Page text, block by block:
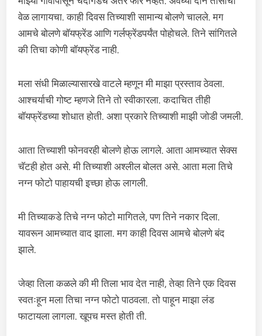
वेळ लागायचा. काही दिवस तिच्याशी सामान्य बोलणे चालले. मग
आमचे बोलणे बॉयफ्रेंड आणि गर्लफ्रेंडपर्यंत पोहोचले. तिने सांगितले
की तिचा कोणी बॉयफ्रेंड नाही.
मला संधी मिळाल्यासारखे वाटले म्हणून मी माझा प्रस्ताव ठेवला.
आश्चर्याची गोष्ट म्हणजे तिने तो स्वीकारला. कदाचित तीही
बॉयफ्रेंडच्या शोधात होती. अशा प्रकारे तिच्याशी माझी जोडी जमली.
आता तिच्याशी फोनवरही बोलणे होऊ लागले. आता आमच्यात सेक्स
चॅटही होत असे. मी तिच्याशी अश्लील बोलत असे. आता मला तिचे
नग्न फोटो पाहायची इच्छा होऊ लागली.
मी तिच्याकडे तिचे नग्न फोटो मागितले, पण तिने नकार दिला.
यावरून आमच्यात वाद झाला. मग काही दिवस आमचे बोलणे बंद
झाले.
जेव्हा तिला कळले की मी तिला भाव देत नाही, तेव्हा तिने एक दिवस
स्वतःहून मला तिचा नग्न फोटो पाठवला. तो पाहून माझा लंड
फाटायला लागला. खूपच मस्त होती ती.